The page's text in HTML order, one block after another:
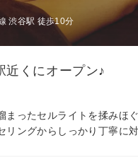
渋谷駅 徒歩10分
近くにオープン♪
ったセルライトを揉みほ
リングからしっかり丁寧に